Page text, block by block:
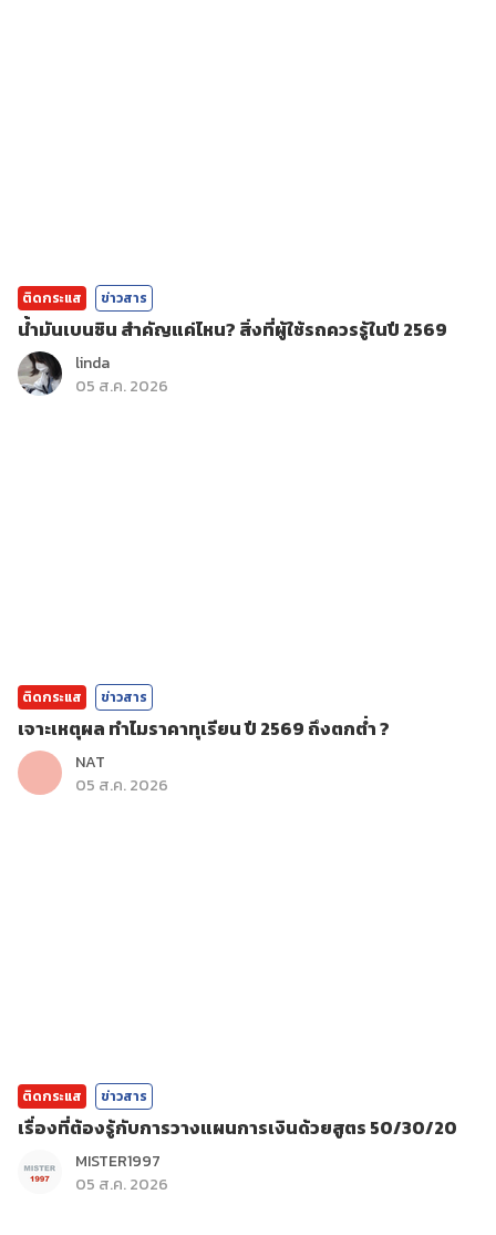
ติดกระแส ข่าวสาร
น้ำมันเบนซิน สำคัญแค่ไหน? สิ่งที่ผู้ใช้รถควรรู้ในปี 2569
linda
05 ส.ค. 2026
ติดกระแส ข่าวสาร
เจาะเหตุผล ทำไมราคาทุเรียน ปี 2569 ถึงตกต่ำ ?
NAT
05 ส.ค. 2026
ติดกระแส ข่าวสาร
เรื่องที่ต้องรู้กับการวางแผนการเงินด้วยสูตร 50/30/20
MISTER1997
05 ส.ค. 2026